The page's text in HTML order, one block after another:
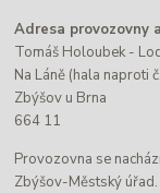
Adresa provozovny
Tomáš Holoubek -
Na Láně (hala naproti
Zbýšov u Brna
664 11
Provozovna se
Zbýšov-Městský úřad.